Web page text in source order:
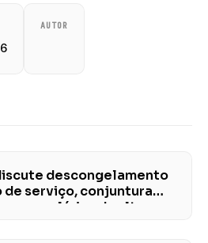
AUTOR
descongelamento
de serviço, conjuntura
supersalários da alta